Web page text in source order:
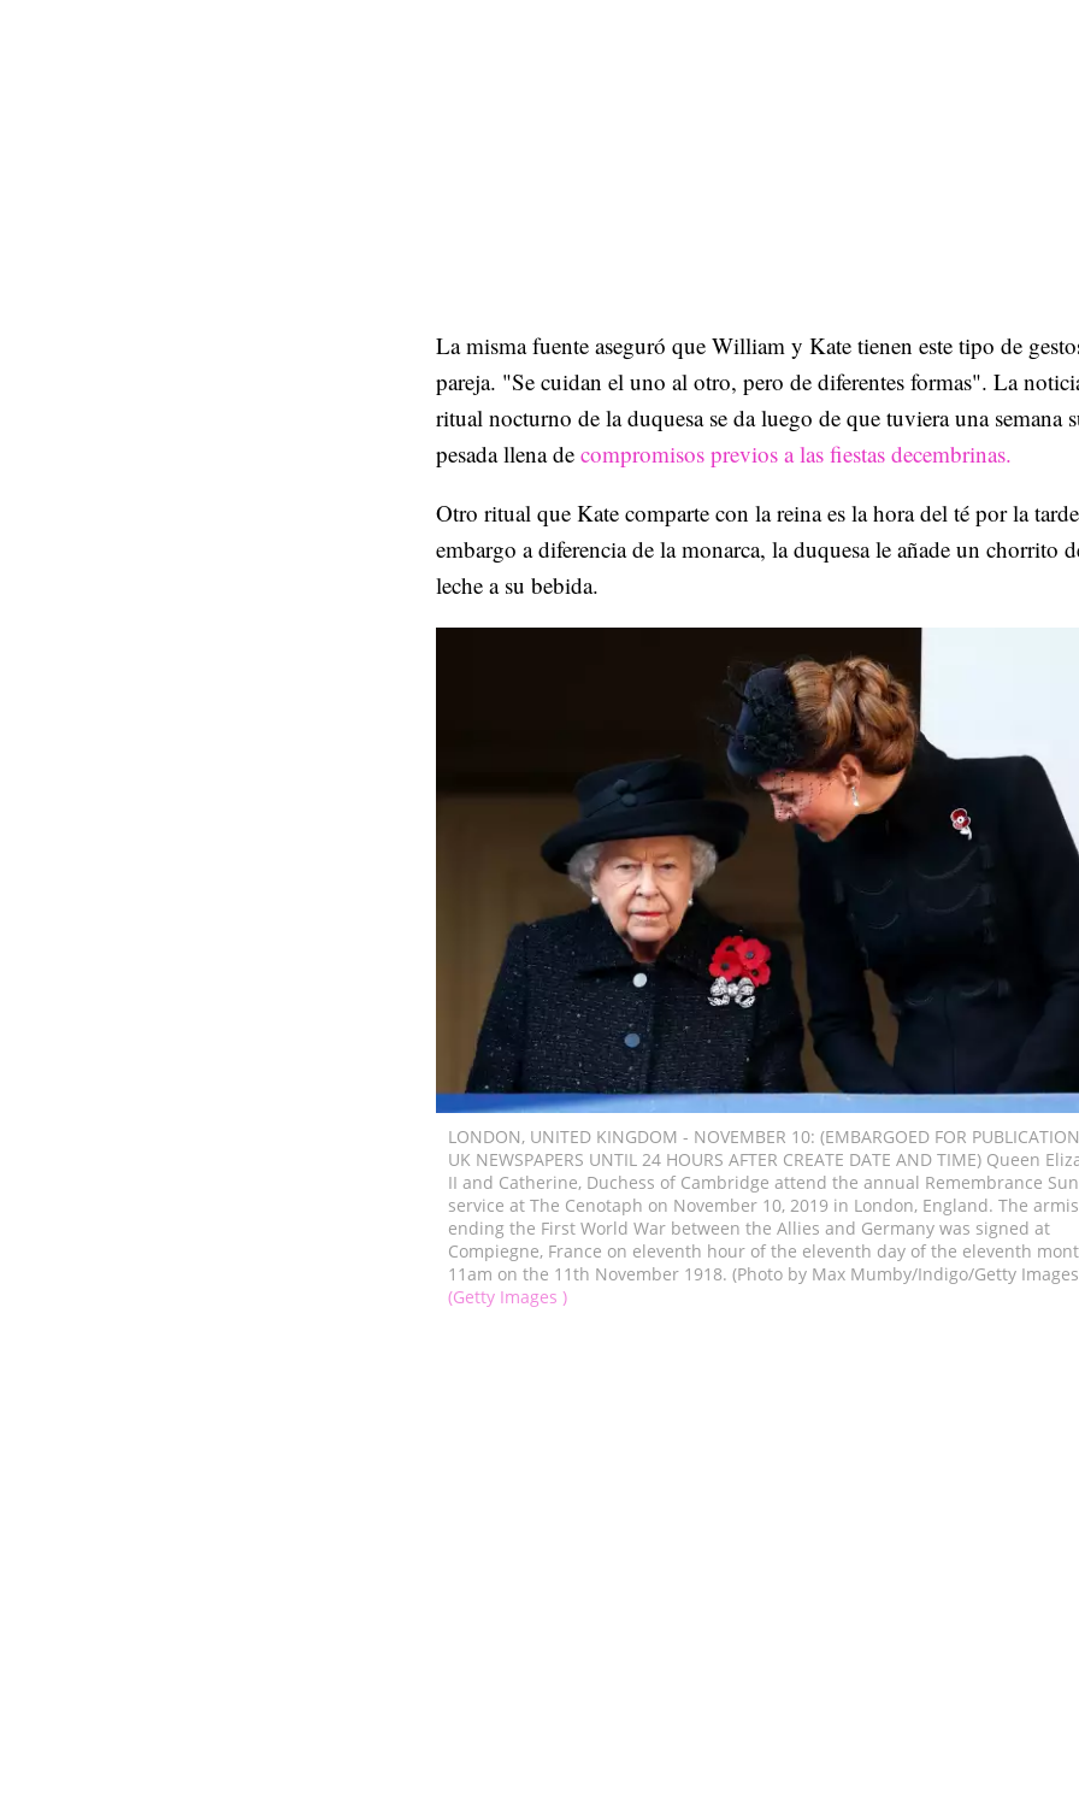
La misma fuente aseguró que William y Kate tienen este tipo de
pareja. "Se cuidan el uno al otro, pero de diferentes formas". La
ritual nocturno de la duquesa se da luego de que tuviera una semana
pesada llena de compromisos previos a las fiestas decembrinas.
Otro ritual que Kate comparte con la reina es la hora del té por la
embargo a diferencia de la monarca, la duquesa le añade un chorrito
leche a su bebida.
LONDON, UNITED KINGDOM - NOVEMBER 10: (EMBARGOED FOR
UK NEWSPAPERS UNTIL 24 HOURS AFTER CREATE DATE AND TIME) Queen
II and Catherine, Duchess of Cambridge attend the annual Remembrance
service at The Cenotaph on November 10, 2019 in London, England. The
ending the First World War between the Allies and Germany was signed at
Compiegne, France on eleventh hour of the eleventh day of the eleventh
11am on the 11th November 1918. (Photo by Max Mumby/Indigo/Getty
(Getty Images )